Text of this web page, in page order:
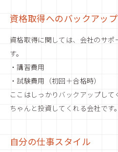
資格取得へのバックアップ
資格取得に関しては、会社のサポ
す。
・講習費用
・試験費用（初回＋合格時）
ここはしっかりバックアップして
ちゃんと投資してくれる会社です。
自分の仕事スタイル